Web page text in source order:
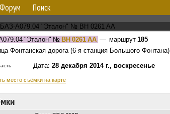
Форум Поиск
"Эталон" № BH 0261 AA — маршрут 185
Фонтанская дорога (6-я станция Большого Фонтана)
Дата: 28 декабря 2014 г., воскресенье
место съёмки на карте